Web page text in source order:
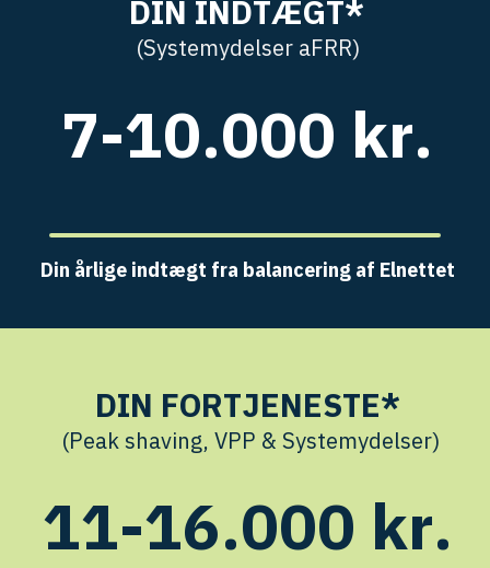
(Systemydelser aFRR)
Din årlige indtægt fra balancering af Elnettet
7-10.000 kr.
DIN INDTÆGT*
11-16.000 kr.
(Peak shaving, VPP & Systemydelser)
DIN FORTJENESTE*